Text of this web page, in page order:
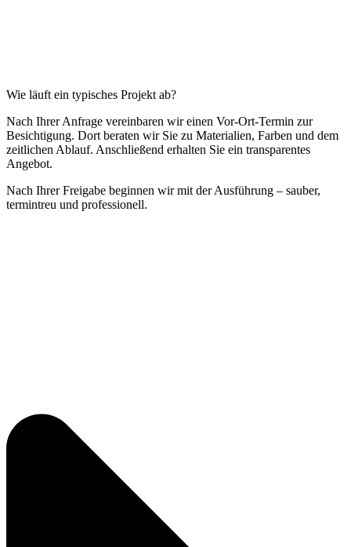
Wie läuft ein typisches Projekt ab?
Nach Ihrer Anfrage vereinbaren wir einen Vor-Ort-Termin zur
Besichtigung. Dort beraten wir Sie zu Materialien, Farben und dem
zeitlichen Ablauf. Anschließend erhalten Sie ein transparentes
Angebot.
Nach Ihrer Freigabe beginnen wir mit der Ausführung – sauber,
termintreu und professionell.